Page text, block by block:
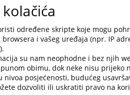
određene skripte koje mogu
i vašeg uređaja (npr. IP
su nam neophodne i bez njih
obimu, dok neke nisu prijeko
posjećenosti, budućeg
dozvoliti ili uskratiti pravo na